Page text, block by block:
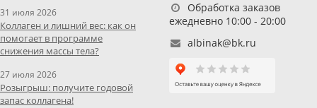
31 июля 2026
Коллаген и лишний вес: как он
помогает в программе
снижения массы тела?
27 июля 2026
Розыгрыш: получите годовой
запас коллагена!
Обработка заказов
ежедневно 10:00 - 20:00
albinak@bk.ru